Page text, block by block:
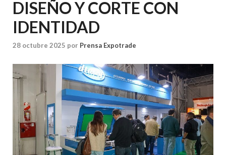
DISEÑO Y CORTE CON
IDENTIDAD
28 octubre 2025 por Prensa Expotrade